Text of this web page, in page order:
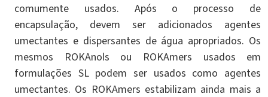
comumente usados. Após o processo de
encapsulação, devem ser adicionados agentes
umectantes e dispersantes de água apropriados. Os
mesmos ROKAnols ou ROKAmers usados ​​em
formulações SL podem ser usados ​​como agentes
umectantes. Os ROKAmers estabilizam ainda mais a